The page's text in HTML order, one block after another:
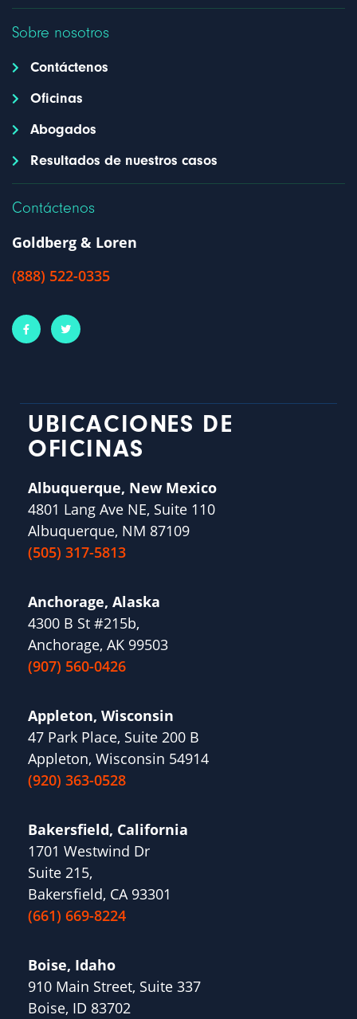
Sobre nosotros
Contáctenos
Oficinas
Abogados
Resultados de nuestros casos
Contáctenos
Goldberg & Loren
(888) 522-0335
UBICACIONES DE
OFICINAS
Albuquerque, New Mexico
4801 Lang Ave NE, Suite 110
Albuquerque, NM 87109
(505) 317-5813
Anchorage, Alaska
4300 B St #215b,
Anchorage, AK 99503
(907) 560-0426
Appleton, Wisconsin
47 Park Place, Suite 200 B
Appleton, Wisconsin 54914
(920) 363-0528
Bakersfield, California
1701 Westwind Dr
Suite 215,
Bakersfield, CA 93301
(661) 669-8224
Boise, Idaho
910 Main Street, Suite 337
Boise, ID 83702